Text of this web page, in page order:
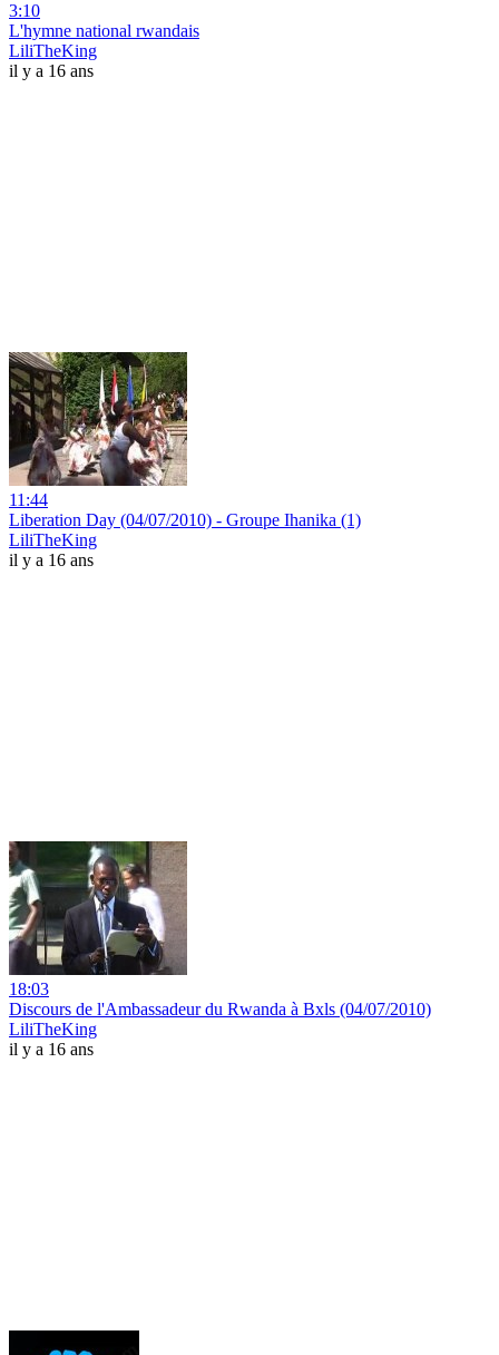
3:10
L'hymne national rwandais
LiliTheKing
il y a 16 ans
11:44
Liberation Day (04/07/2010) - Groupe Ihanika (1)
LiliTheKing
il y a 16 ans
18:03
Discours de l'Ambassadeur du Rwanda à Bxls (04/07/2010)
LiliTheKing
il y a 16 ans